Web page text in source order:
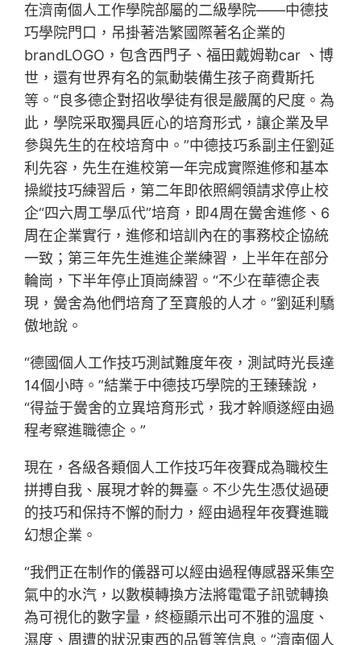
在濟南個人工作學院部屬的二級學院——中德技
巧學院門口，吊掛著浩繁國際著名企業的
brandLOGO，包含西門子、福田戴姆勒car 、博
世，還有世界有名的氣動裝備生孩子商費斯托
等。“良多德企對招收學徒有很是嚴厲的尺度。為
此，學院采取獨具匠心的培育形式，讓企業及早
參與先生的在校培育中。”中德技巧系副主任劉延
利先容，先生在進校第一年完成實際進修和基本
操縱技巧練習后，第二年即依照綱領請求停止校
企“四六周工學瓜代”培育，即4周在黌舍進修、6
周在企業實行，進修和培訓內在的事務校企協統
一致；第三年先生進進企業練習，上半年在部分
輪崗，下半年停止頂崗練習。“不少在華德企表
現，黌舍為他們培育了至寶般的人才。”劉延利驕
傲地說。
“德國個人工作技巧測試難度年夜，測試時光長達
14個小時。”結業于中德技巧學院的王臻臻說，
“得益于黌舍的立異培育形式，我才幹順遂經由過
程考察進職德企。”
現在，各級各類個人工作技巧年夜賽成為職校生
拼搏自我、展現才幹的舞臺。不少先生憑仗過硬
的技巧和保持不懈的耐力，經由過程年夜賽進職
幻想企業。
“我們正在制作的儀器可以經由過程傳感器采集空
氣中的水汽，以數模轉換方法將電電子訊號轉換
為可視化的數字量，終極顯示出可不雅的溫度、
濕度、周遭的狀況東西的品質等信息。”濟南個人